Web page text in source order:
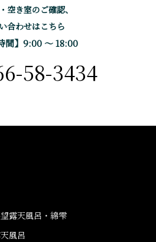
空き室のご確認、
合わせはこちら
間】9:00 〜 18:00
58-3434
露天風呂・綿雫
風呂